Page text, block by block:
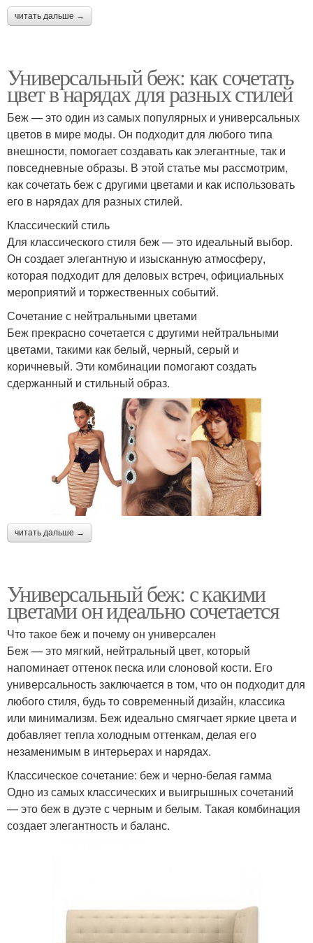
читать дальше →
Универсальный беж: как сочетать
цвет в нарядах для разных стилей
Беж — это один из самых популярных и универсальных
цветов в мире моды. Он подходит для любого типа
внешности, помогает создавать как элегантные, так и
повседневные образы. В этой статье мы рассмотрим,
как сочетать беж с другими цветами и как использовать
его в нарядах для разных стилей.
Классический стиль
Для классического стиля беж — это идеальный выбор.
Он создает элегантную и изысканную атмосферу,
которая подходит для деловых встреч, официальных
мероприятий и торжественных событий.
Сочетание с нейтральными цветами
Беж прекрасно сочетается с другими нейтральными
цветами, такими как белый, черный, серый и
коричневый. Эти комбинации помогают создать
сдержанный и стильный образ.
читать дальше →
Универсальный беж: с какими
цветами он идеально сочетается
Что такое беж и почему он универсален
Беж — это мягкий, нейтральный цвет, который
напоминает оттенок песка или слоновой кости. Его
универсальность заключается в том, что он подходит для
любого стиля, будь то современный дизайн, классика
или минимализм. Беж идеально смягчает яркие цвета и
добавляет тепла холодным оттенкам, делая его
незаменимым в интерьерах и нарядах.
Классическое сочетание: беж и черно-белая гамма
Одно из самых классических и выигрышных сочетаний
— это беж в дуэте с черным и белым. Такая комбинация
создает элегантность и баланс.